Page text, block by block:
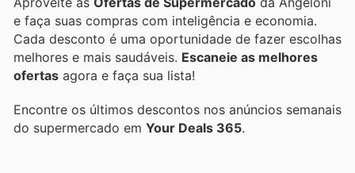
e faça suas compras com inteligência e economia.
Cada desconto é uma oportunidade de fazer escolhas
melhores e mais saudáveis. Escaneie as melhores
ofertas agora e faça sua lista!
Encontre os últimos descontos nos anúncios semanais
do supermercado em Your Deals 365.